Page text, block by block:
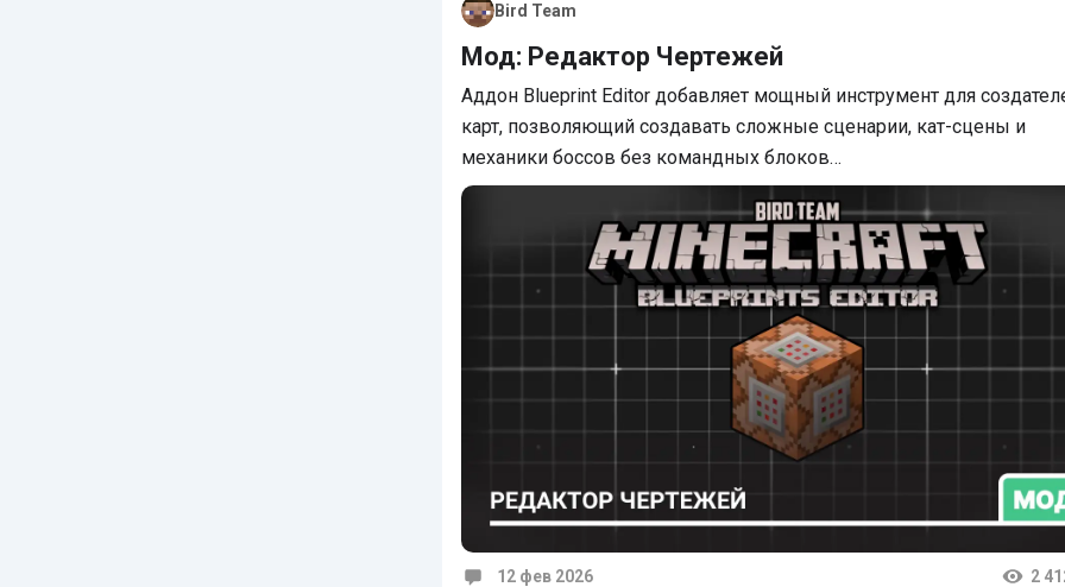
Bird Team
Мод: Редактор Чертежей
Аддон Blueprint Editor добавляет мощный инструмент для
карт, позволяющий создавать сложные сценарии, кат-сцены и
механики боссов без командных блоков…
12 фев 2026 2